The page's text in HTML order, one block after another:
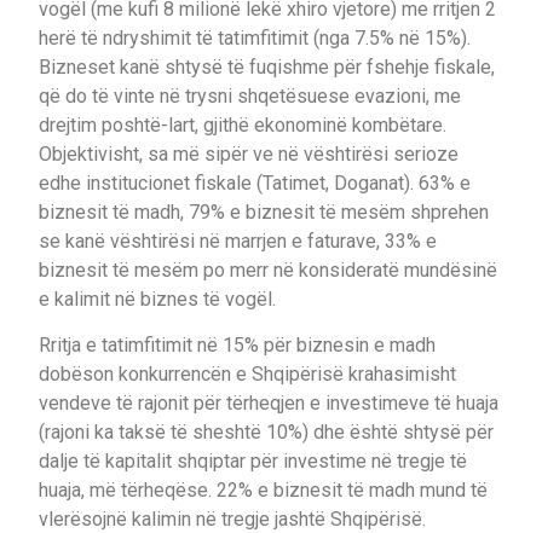
vogël (me kufi 8 milionë lekë xhiro vjetore) me rritjen 2
herë të ndryshimit të tatimfitimit (nga 7.5% në 15%).
Bizneset kanë shtysë të fuqishme për fshehje fiskale,
që do të vinte në trysni shqetësuese evazioni, me
drejtim poshtë-lart, gjithë ekonominë kombëtare.
Objektivisht, sa më sipër ve në vështirësi serioze
edhe institucionet fiskale (Tatimet, Doganat). 63% e
biznesit të madh, 79% e biznesit të mesëm shprehen
se kanë vështirësi në marrjen e faturave, 33% e
biznesit të mesëm po merr në konsideratë mundësinë
e kalimit në biznes të vogël.
Rritja e tatimfitimit në 15% për biznesin e madh
dobëson konkurrencën e Shqipërisë krahasimisht
vendeve të rajonit për tërheqjen e investimeve të huaja
(rajoni ka taksë të sheshtë 10%) dhe është shtysë për
dalje të kapitalit shqiptar për investime në tregje të
huaja, më tërheqëse. 22% e biznesit të madh mund të
vlerësojnë kalimin në tregje jashtë Shqipërisë.